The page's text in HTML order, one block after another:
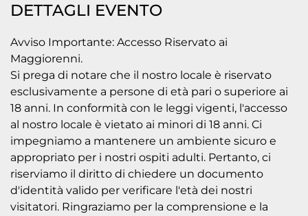
DETTAGLI EVENTO
Avviso Importante: Accesso Riservato ai
Maggiorenni.
Si prega di notare che il nostro locale è riservato
esclusivamente a persone di età pari o superiore ai
18 anni. In conformità con le leggi vigenti, l'accesso
al nostro locale è vietato ai minori di 18 anni. Ci
impegniamo a mantenere un ambiente sicuro e
appropriato per i nostri ospiti adulti. Pertanto, ci
riserviamo il diritto di chiedere un documento
d'identità valido per verificare l'età dei nostri
visitatori. Ringraziamo per la comprensione e la